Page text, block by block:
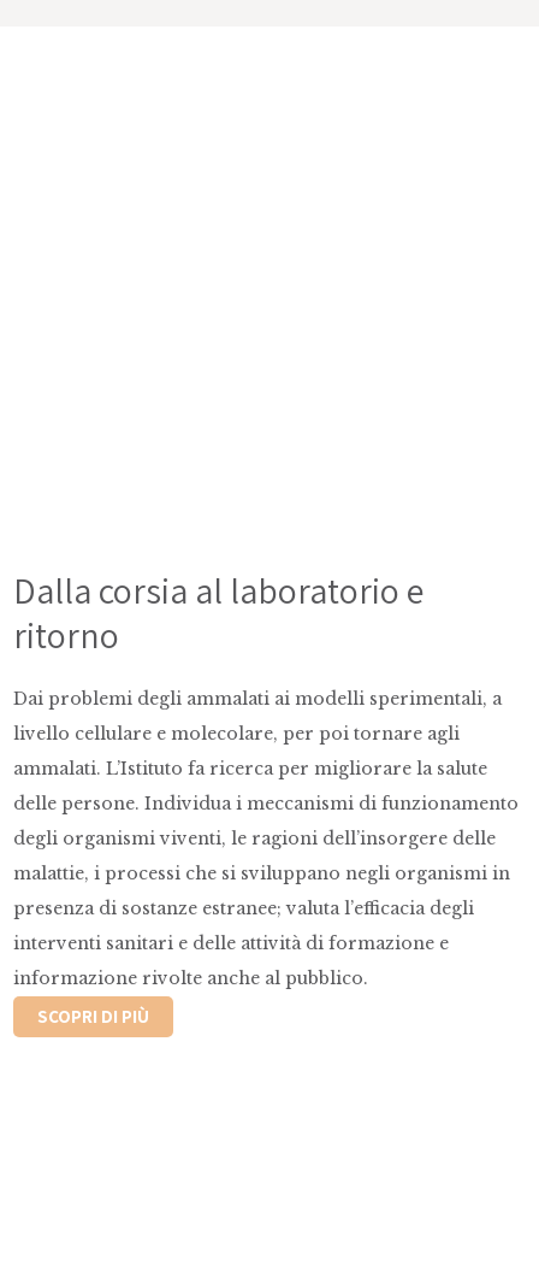
Dalla corsia al laboratorio e
ritorno
Dai problemi degli ammalati ai modelli sperimentali, a
livello cellulare e molecolare, per poi tornare agli
ammalati. L’Istituto fa ricerca per migliorare la salute
delle persone. Individua i meccanismi di funzionamento
degli organismi viventi, le ragioni dell’insorgere delle
malattie, i processi che si sviluppano negli organismi in
presenza di sostanze estranee; valuta l’efficacia degli
interventi sanitari e delle attività di formazione e
informazione rivolte anche al pubblico.
SCOPRI DI PIÙ